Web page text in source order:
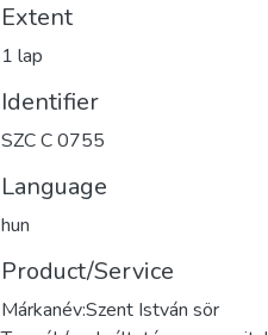
Extent
1 lap
Identifier
SZC C 0755
Language
hun
Product/Service
Márkanév:Szent István sör